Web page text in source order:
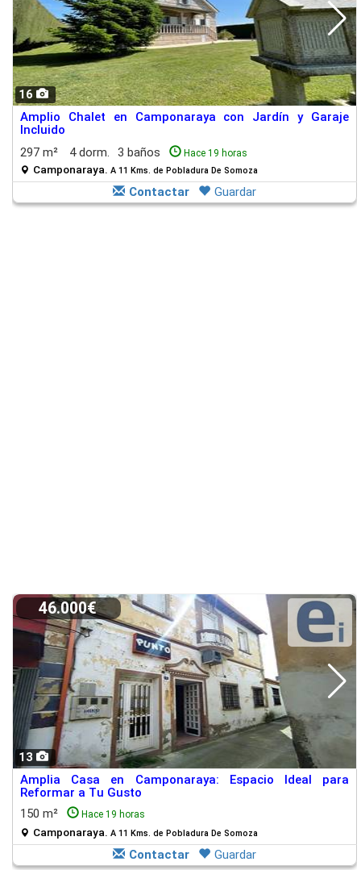
16
Amplio Chalet en Camponaraya con Jardín y Garaje
Incluido
297 m²
4 dorm. 3 baños Hace 19 horas
Camponaraya. A 11 Kms. de Pobladura De Somoza
Contactar Guardar
13
46.000€
Amplia Casa en Camponaraya: Espacio Ideal para
Reformar a Tu Gusto
150 m²
Hace 19 horas
Camponaraya. A 11 Kms. de Pobladura De Somoza
Contactar Guardar